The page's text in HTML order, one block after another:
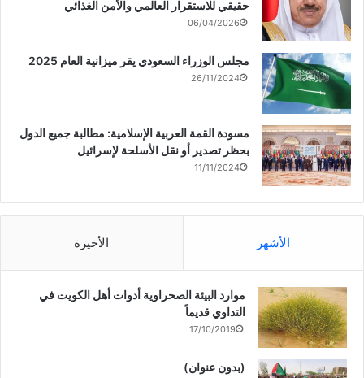
حقيقي للاستقرار العالمي والأمن الغذائي
06/04/2026
مجلس الوزراء السعودي يقر ميزانية العام 2025
26/11/2024
مسودة القمة العربية الإسلامية: مطالبة جميع الدول
بحظر تصدير أو نقل الأسلحة لإسرائيل
11/11/2024
الأشهر الأخيرة
موارد البيئة الصحراوية أدوات أهل الكويت في
التداوي قديماً
17/10/2019
(بدون عنوان)